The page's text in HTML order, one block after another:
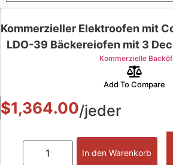
Kommerzieller Elektroofen mit
LDO-39 Bäckereiofen mit 3
Kommerzielle
Add To Compare
$1,364.00/jeder
In den Warenkorb